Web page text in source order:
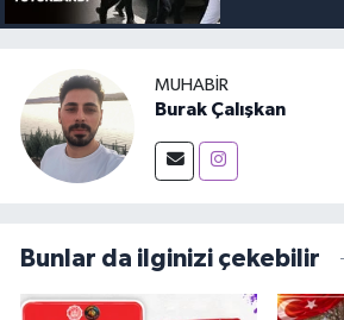
MUHABIR
Burak Çalışkan
Bunlar da ilginizi çekebilir